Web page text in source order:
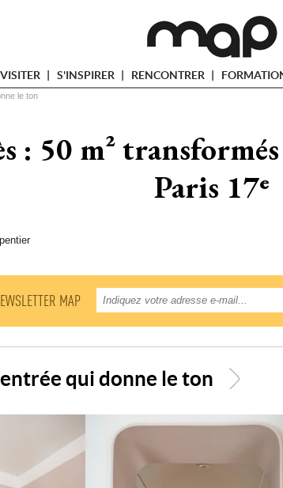
VISITER S'INSPIRER RENCONTRER
le ton
: 50 m²
Paris 17ᵉ
MAP
qui donne le ton >